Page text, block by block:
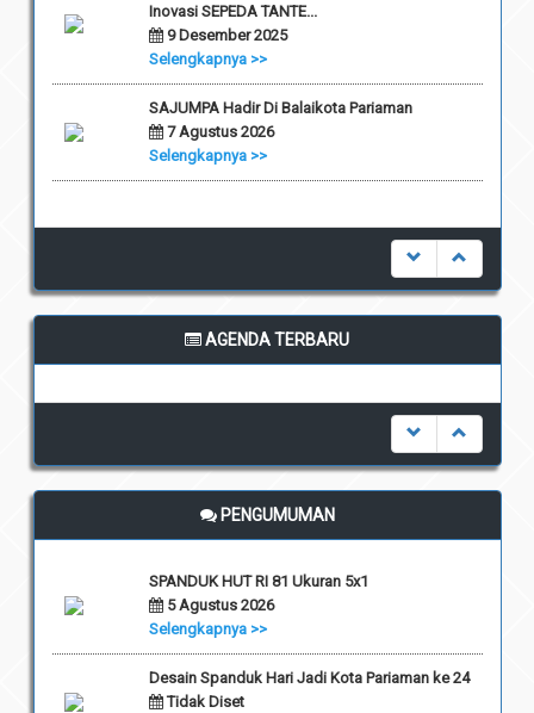
Inovasi SEPEDA TANTE...
9 Desember 2025
Selengkapnya >>
SAJUMPA Hadir Di Balaikota Pariaman
7 Agustus 2026
Selengkapnya >>
AGENDA TERBARU
PENGUMUMAN
SPANDUK HUT RI 81 Ukuran 5x1
5 Agustus 2026
Selengkapnya >>
Desain Spanduk Hari Jadi Kota Pariaman ke 24
Tidak Diset